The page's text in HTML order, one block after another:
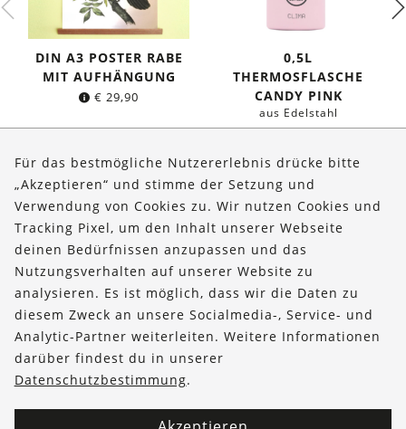
DIN A3 POSTER RABE
MIT AUFHÄNGUNG
€ 29,90
0,5L
THERMOSFLASCHE
CANDY PINK
aus Edelstahl
€34,95Ursprünglicher
€29,95
Über uns
Bestellungen
Kontakt & Hilfe
FOLLOW US
Für das bestmögliche Nutzererlebnis drücke bitte
„Akzeptieren“ und stimme der Setzung und
Verwendung von Cookies zu. Wir nutzen Cookies und
Tracking Pixel, um den Inhalt unserer Webseite
deinen Bedürfnissen anzupassen und das
Nutzungsverhalten auf unserer Website zu
analysieren. Es ist möglich, dass wir die Daten zu
diesem Zweck an unsere Socialmedia-, Service- und
Analytic-Partner weiterleiten. Weitere Informationen
darüber findest du in unserer
Datenschutzbestimmung.